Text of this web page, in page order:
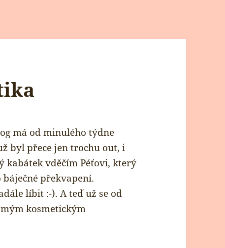
má od minulého týdne
byl přece jen trochu out, i
kabátek vděčím Péťovi, který
překvapení.
líbit :-). A teď už se od
kosmetickým